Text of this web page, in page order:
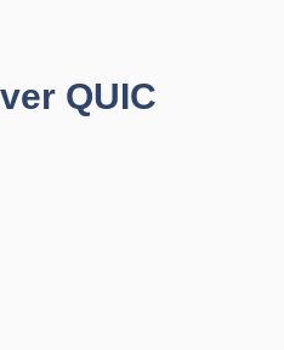
QUIC